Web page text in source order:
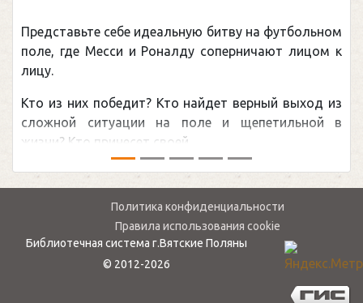
Представьте себе идеальную битву на футбольном
поле, где Месси и Роналду соперничают лицом к
лицу.
Кто из них победит? Кто найдет верный выход из
сложной ситуации на поле и щепетильной в
жизни? Кто принесет своей ...
Политика конфиденциальности
Правила использования cookie
Библиотечная система г.Вятские Поляны
© 2012-2026